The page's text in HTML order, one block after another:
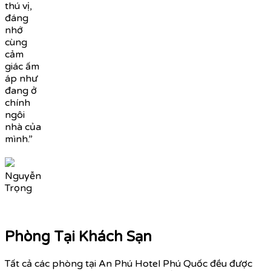
thú vị,
đáng
nhớ
cùng
cảm
giác ấm
áp như
đang ở
chính
ngôi
nhà của
mình.”
Nguyễn
Trọng
Phòng Tại Khách Sạn
Tất cả các phòng tại An Phú Hotel Phú Quốc đều được